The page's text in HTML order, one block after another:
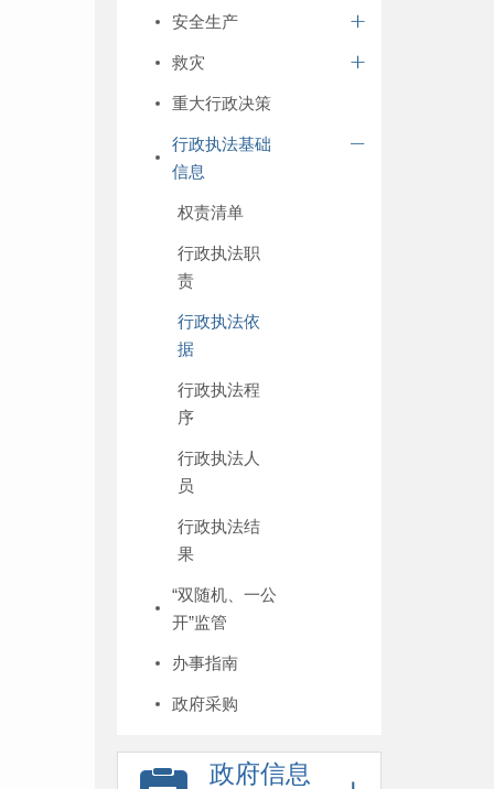
安全生产
救灾
重大行政决策
行政执法基础
信息
权责清单
行政执法职
责
行政执法依
据
行政执法程
序
行政执法人
员
行政执法结
果
“双随机、一公
开”监管
办事指南
政府采购
政府信息